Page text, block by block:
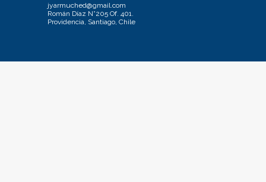
jyarmuched@gmail.com
Román Díaz N°205 Of. 401.
Providencia, Santiago, Chile